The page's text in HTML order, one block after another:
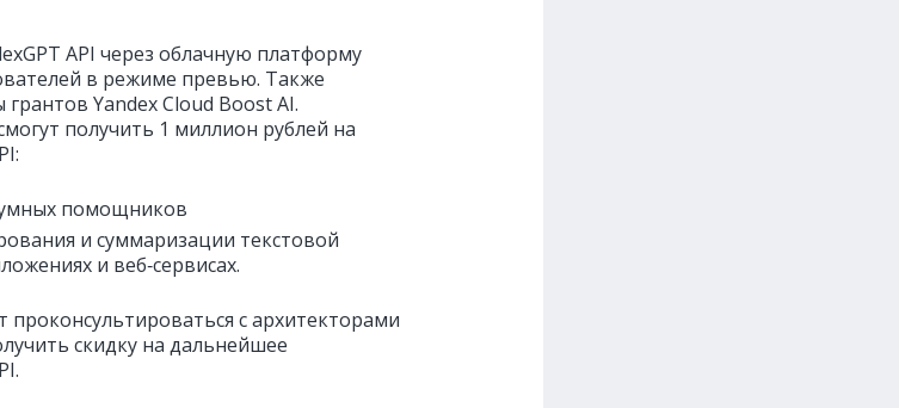
API через облачную платформу
в режиме превью. Также
Yandex Cloud Boost AI.
получить 1 миллион рублей на
умных помощников
и суммаризации текстовой
и веб‑сервисах.
с архитекторами
скидку на дальнейшее